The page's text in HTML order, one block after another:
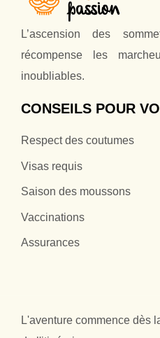
L’ascension des
récompense les
inoubliables.
CONSEILS POUR
Respect des coutumes
Visas requis
Saison des moussons
Vaccinations
Assurances
L'aventure commence dès